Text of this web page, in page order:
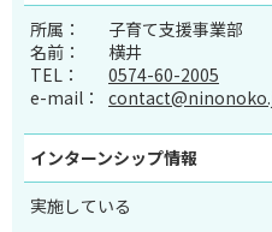
所属：
子育て支援事業部
名前：
横井
TEL：
0574-60-2005
e-mail：
インターンシップ情報
実施している